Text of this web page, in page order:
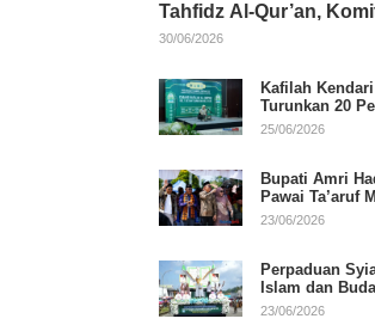
Tahfidz Al-Qur’an,
Dukung Pendidikan
30/06/2026
Kafilah Kendari
Turunkan 20
pada Hari
25/06/2026
Bupati Amri
Pawai Ta’aruf
XXXI Sultra,
23/06/2026
Perpaduan
Islam dan
Warnai Pawai
23/06/2026